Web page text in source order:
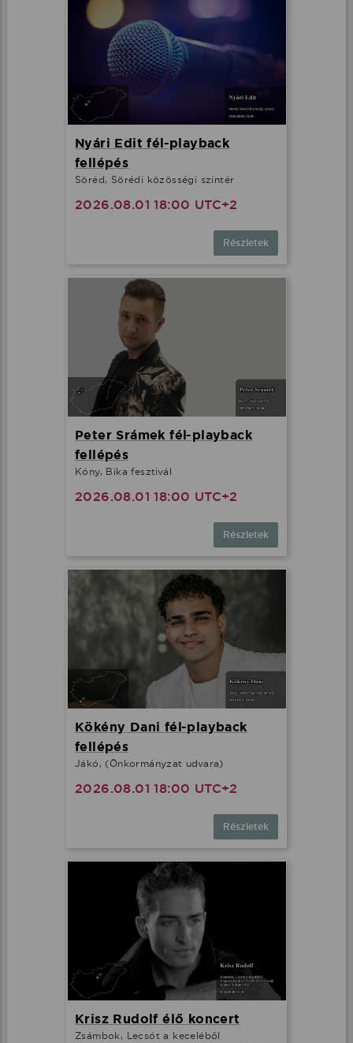
Nyári Edit fél-playback
fellépés
Söréd, Sörédi közösségi színtér
2026.08.01 18:00 UTC+2
Részletek
Peter Srámek fél-playback
fellépés
Kóny, Bika fesztivál
2026.08.01 18:00 UTC+2
Részletek
Kökény Dani fél-playback
fellépés
Jákó, (Önkormányzat udvara)
2026.08.01 18:00 UTC+2
Részletek
Krisz Rudolf élő koncert
Zsámbok, Lecsót a keceléből